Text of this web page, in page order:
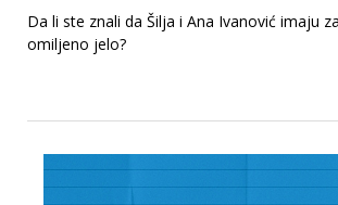
Da li ste znali da Šilja i Ana Ivanović imaju
omiljeno jelo?